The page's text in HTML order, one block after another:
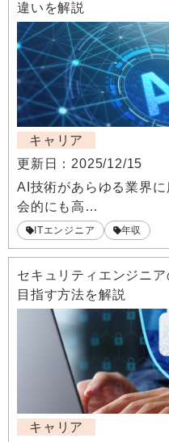
違いを解説
キャリア
更新日： 2025/12/15
AI技術があらゆる業界
会的にも高…
ITエンジニア 年収
セキュリティエンジニ
目指す方法を解説
キャリア